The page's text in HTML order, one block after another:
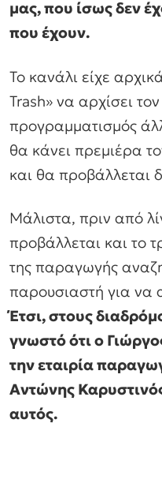
μας, που ίσως δεν
που έχουν.
Το κανάλι είχε
Trash» να αρχίσει
προγραμματισμός
θα κάνει πρεμιέρα
και θα προβάλλεται
Μάλιστα, πριν από
προβάλλεται και το
της παραγωγής
παρουσιαστή για να
Έτσι, στους
γνωστό ότι ο
την εταιρία
Αντώνης
αυτός.